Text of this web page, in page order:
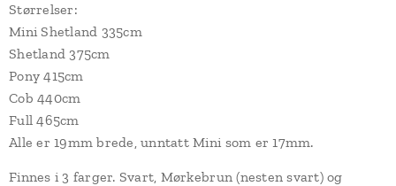
Størrelser:
Mini Shetland 335cm
Shetland 375cm
Pony 415cm
Cob 440cm
Full 465cm
Alle er 19mm brede, unntatt Mini som er 17mm.
Finnes i 3 farger. Svart, Mørkebrun (nesten svart) og